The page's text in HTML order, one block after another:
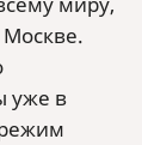
Москве.
уже в
режим